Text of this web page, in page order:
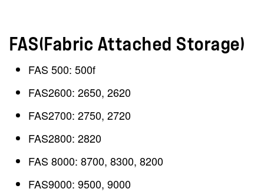
FAS(Fabric Attached Storage)
FAS 500: 500f
FAS2600: 2650, 2620
FAS2700: 2750, 2720
FAS2800: 2820
FAS 8000: 8700, 8300, 8200
FAS9000: 9500, 9000